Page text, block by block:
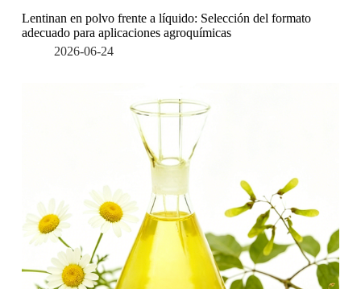
Lentinan en polvo frente a líquido: Selección del formato
adecuado para aplicaciones agroquímicas
2026-06-24